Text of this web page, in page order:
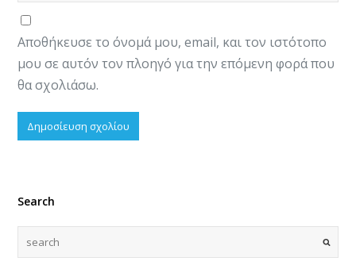
Αποθήκευσε το όνομά μου, email, και τον ιστότοπο
μου σε αυτόν τον πλοηγό για την επόμενη φορά που
θα σχολιάσω.
Search